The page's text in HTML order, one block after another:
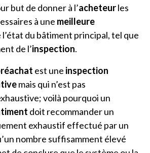
but de donner à l’acheteurles
à une meilleure
l’état du bâtiment principal, tel que
de l’inspection.
est une inspection
mais qui n’est pas
voilà pourquoi un
doit recommander un
exhaustif effectué par un
nombre suffisamment élevé